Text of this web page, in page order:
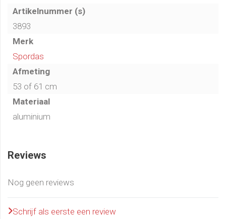
Artikelnummer (s)
3893
Merk
Spordas
Afmeting
53 of 61 cm
Materiaal
aluminium
Reviews
Nog geen reviews
Schrijf als eerste een review